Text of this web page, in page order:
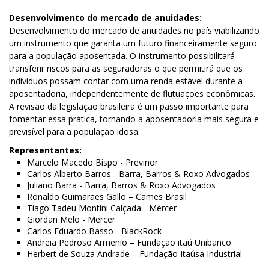
Desenvolvimento do mercado de anuidades:
Desenvolvimento do mercado de anuidades no país viabilizando
um instrumento que garanta um futuro financeiramente seguro
para a população aposentada. O instrumento possibilitará
transferir riscos para as seguradoras o que permitirá que os
indivíduos possam contar com uma renda estável durante a
aposentadoria, independentemente de flutuações econômicas.
A revisão da legislação brasileira é um passo importante para
fomentar essa prática, tornando a aposentadoria mais segura e
previsível para a população idosa.
Representantes:
Marcelo Macedo Bispo - Previnor
Carlos Alberto Barros - Barra, Barros & Roxo Advogados
Juliano Barra - Barra, Barros & Roxo Advogados
Ronaldo Guimarães Gallo – Cames Brasil
Tiago Tadeu Montini Calçada - Mercer
Giordan Melo - Mercer
Carlos Eduardo Basso - BlackRock
Andreia Pedroso Armenio – Fundação itaú Unibanco
Herbert de Souza Andrade – Fundação Itaúsa Industrial